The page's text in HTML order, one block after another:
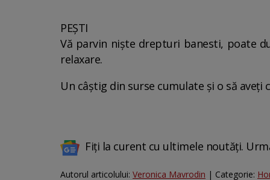
PEȘTI
Vă parvin niște drepturi banesti, poate
relaxare.
Un câștig din surse cumulate și o să
Fiți la curent cu ultimele noutăți.
Autorul articolului: Veronica Mavrodin | Categorie: